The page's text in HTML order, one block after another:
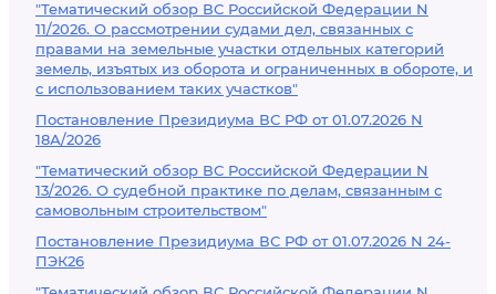
"Тематический обзор ВС Российской Федерации N
11/2026. О рассмотрении судами дел, связанных с
правами на земельные участки отдельных категорий
земель, изъятых из оборота и ограниченных в обороте, и
с использованием таких участков"
Постановление Президиума ВС РФ от 01.07.2026 N
18А/2026
"Тематический обзор ВС Российской Федерации N
13/2026. О судебной практике по делам, связанным с
самовольным строительством"
Постановление Президиума ВС РФ от 01.07.2026 N 24-
ПЭК26